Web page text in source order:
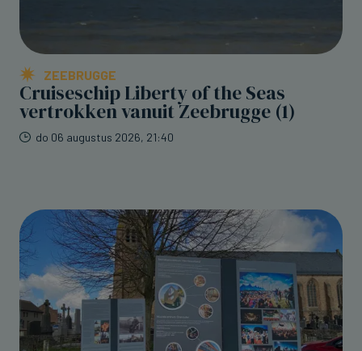
ZEEBRUGGE
Cruiseschip Liberty of the Seas
vertrokken vanuit Zeebrugge (1)
do 06 augustus 2026, 21:40